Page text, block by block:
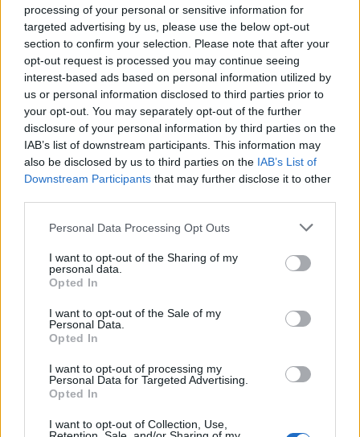
processing of your personal or sensitive information for
targeted advertising by us, please use the below opt-out
section to confirm your selection. Please note that after your
opt-out request is processed you may continue seeing
interest-based ads based on personal information utilized by
us or personal information disclosed to third parties prior to
your opt-out. You may separately opt-out of the further
disclosure of your personal information by third parties on the
IAB’s list of downstream participants. This information may
also be disclosed by us to third parties on the IAB’s List of
Downstream Participants that may further disclose it to other
Please note that this website/app uses one or more Google
not limited to your visit or usage behaviour. You may click to
grant or deny consent to Google and its third-party tags to
use your data for below specified purposes in below Google
consent section.
Personal Data Processing Opt Outs
I want to opt-out of the Sharing of my
personal data.
Opted In
I want to opt-out of the Sale of my
Personal Data.
Opted In
I want to opt-out of processing my
Personal Data for Targeted Advertising.
Opted In
I want to opt-out of Collection, Use,
Λαγκάρντ δεν έχει βελτιώσει τη φήμη της ΕΚΤ,
χωρίς να διευκρινίζει περαιτέρω.
Στις έρευνες που έγιναν στις λήξεις των θητειών
του Ντράγκι και του Τρισέ, περισσότερο από το
70% εξέφρασαν την άποψη ότι οι δύο άνδρες
βελτίωσαν τη φήμη της ΕΚΤ παρά τις αντιρρήσεις
για άλλα ζητήματα. Ο IPSO δεν διεξήγαγε έρευνες
στο μέσο των θητειών του Ντράγκι και του Τρισέ.
Από τους τρεις προέδρους της ΕΚΤ, μόνο η
Λαγκάρντ χρειάστηκε να αντιμετωπίσει μια
περίοδο παρατεταμένου παγκόσμιου
εργαζομένων, συμπεριλαμβανομένων αυτών στην
Η ΕΚΤ απασχολεί περισσότερους από 3.500